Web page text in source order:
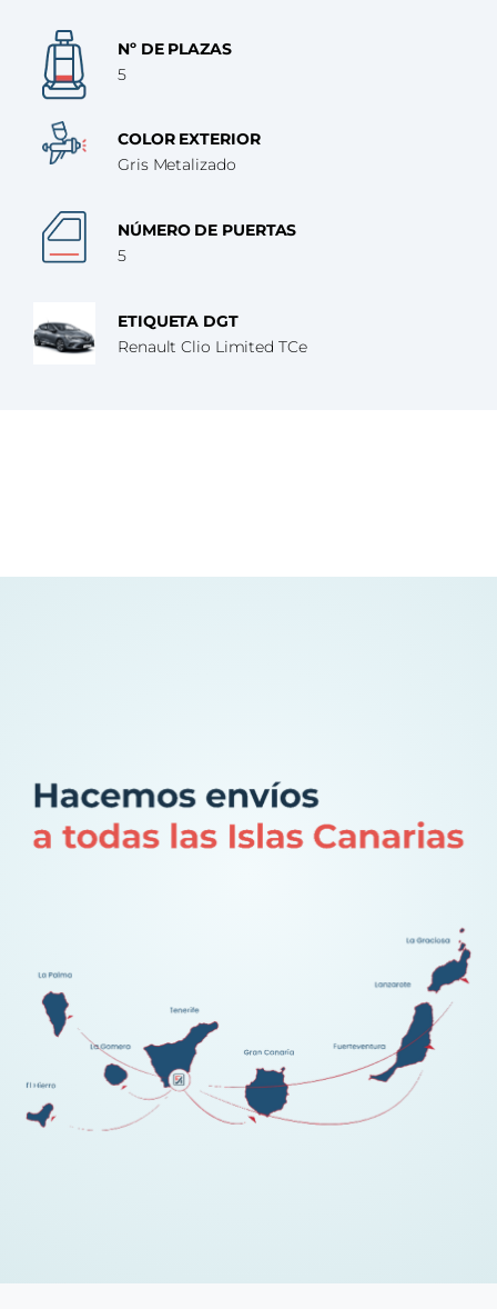
Nº DE PLAZAS
5
COLOR EXTERIOR
Gris Metalizado
NÚMERO DE PUERTAS
5
ETIQUETA DGT
Renault Clio Limited TCe